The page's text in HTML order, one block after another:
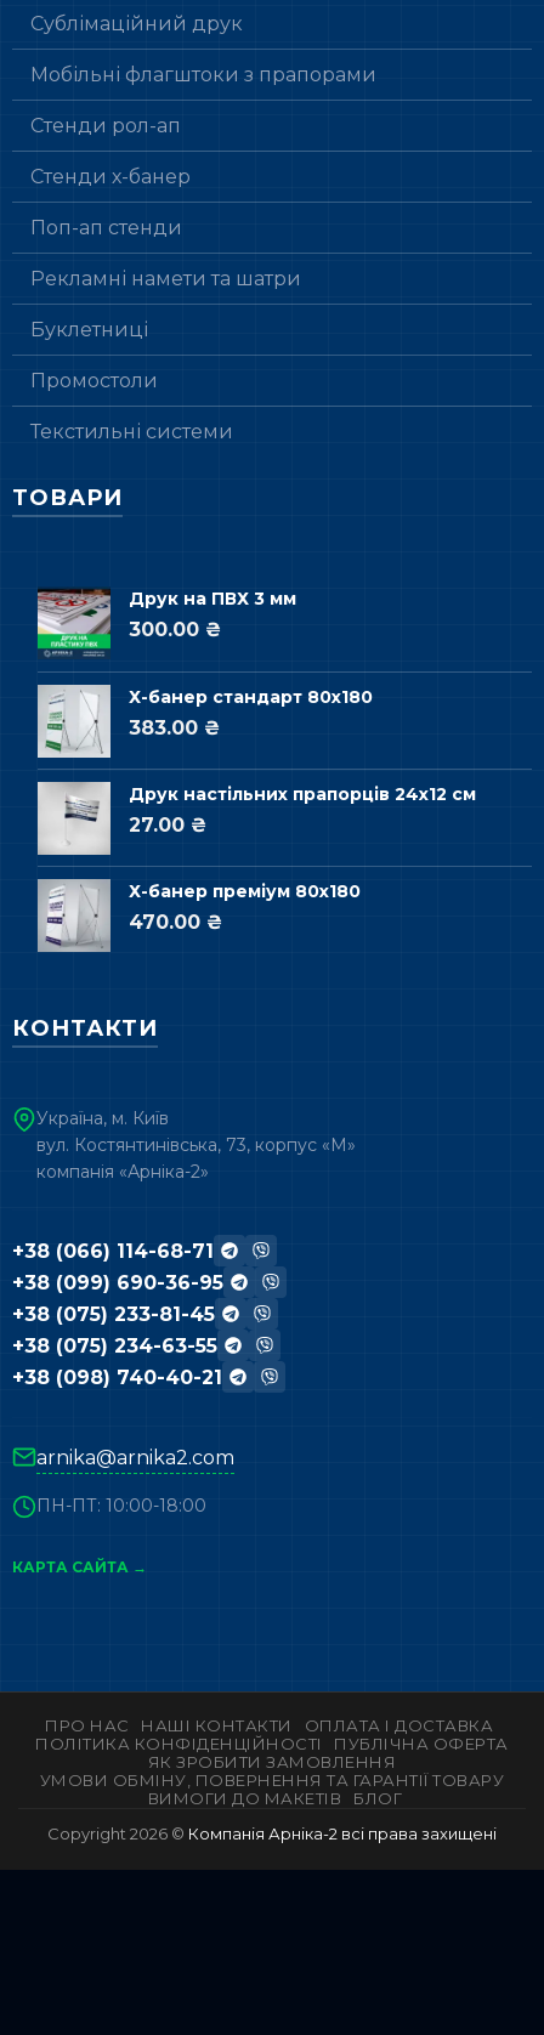
Сублімаційний друк
Мобільні флагштоки з прапорами
Стенди рол-ап
Стенди х-банер
Поп-ап стенди
Рекламні намети та шатри
Буклетниці
Промостоли
Текстильні системи
ТОВАРИ
Друк на ПВХ 3 мм
300.00 ₴
Х-банер стандарт 80х180
383.00 ₴
Друк настільних прапорців 24х12 см
27.00 ₴
Х-банер преміум 80х180
470.00 ₴
КОНТАКТИ
Україна, м. Київ
вул. Костянтинівська, 73, корпус «М»
компанія «Арніка-2»
+38 (066) 114-68-71
+38 (099) 690-36-95
+38 (075) 233-81-45
+38 (075) 234-63-55
+38 (098) 740-40-21
arnika@arnika2.com
ПН-ПТ: 10:00-18:00
КАРТА САЙТА →
ПРО НАС НАШІ КОНТАКТИ
ОПЛАТА І ДОСТАВКА
ПОЛІТИКА КОНФІДЕНЦІЙНОСТІ
ПУБЛІЧНА ОФЕРТА
ЯК ЗРОБИТИ ЗАМОВЛЕННЯ
УМОВИ ОБМІНУ, ПОВЕРНЕННЯ ТА ГАРАНТІЇ ТОВАРУ
ВИМОГИ ДО МАКЕТІВ
БЛОГ
Copyright 2026 © Компанія Арніка-2 всі права захищені